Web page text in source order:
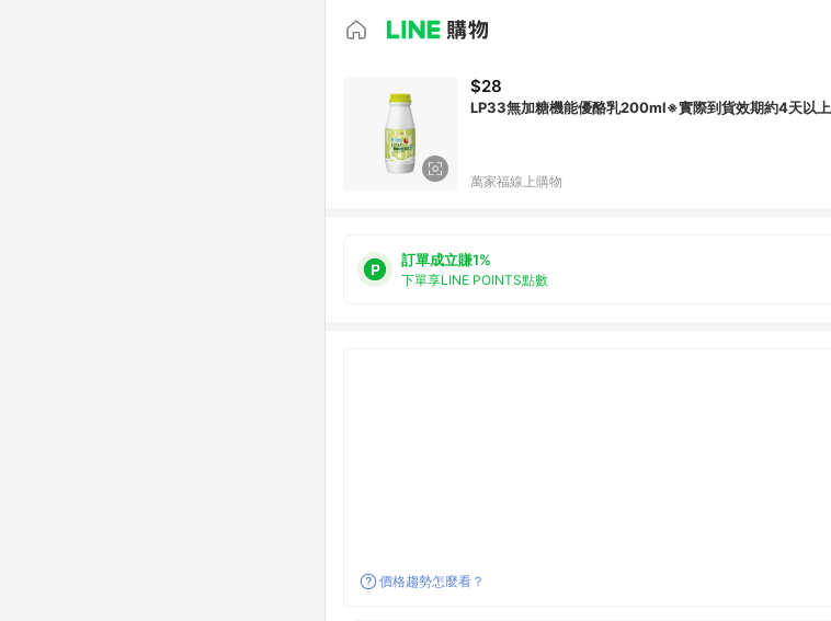
$28
LP33無加糖機能優酪乳200ml※實際到貨效期約4天以上
萬家福線上購物
訂單成立賺1%
下單享LINE POINTS點數
價格趨勢怎麼看？